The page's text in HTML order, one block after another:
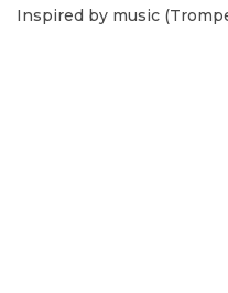
Inspired by music